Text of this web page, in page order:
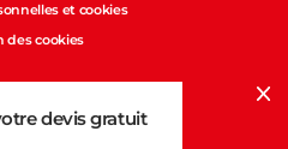
et cookies
des cookies
devis gratuit